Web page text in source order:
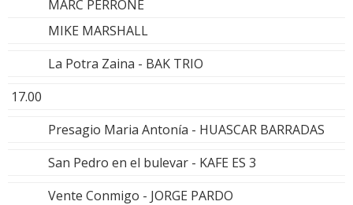
MARC PERRONE
MIKE MARSHALL
La Potra Zaina - BAK TRIO
17.00
Presagio Maria Antonía - HUASCAR BARRADAS
San Pedro en el bulevar - KAFE ES 3
Vente Conmigo - JORGE PARDO